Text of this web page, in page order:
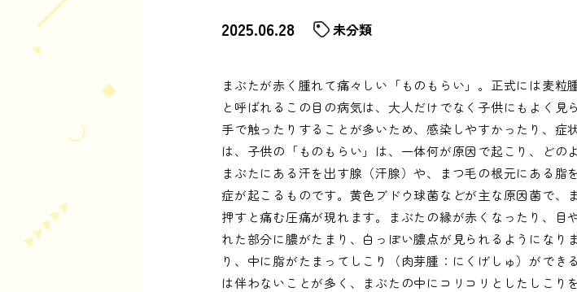
2025.06.28 未分類
まぶたが赤く腫れて痛々しい「ものもらい」。正式には麦粒
と呼ばれるこの目の病気は、大人だけでなく子供にもよく見
手で触ったりすることが多いため、感染しやすかったり、
は、子供の「ものもらい」は、一体何が原因で起こり、どの
まぶたにある汗を出す腺（汗腺）や、まつ毛の根元にある
症が起こるものです。黄色ブドウ球菌などが主な原因菌で、
押すと痛む圧痛が現れます。まぶたの縁が赤くなったり、
れた部分に膿がたまり、白っぽい膿点が見られるようになり
り、中に脂がたまってしこり（肉芽腫：にくげしゅ）がで
は伴わないことが多く、まぶたの中にコリコリとしたしこり